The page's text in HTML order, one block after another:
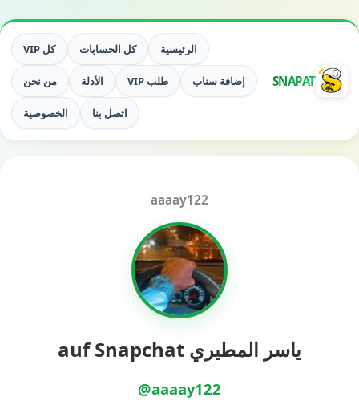
SNAPAT
الرئيسية كل الحسابات كل VIP
إضافة سناب طلب VIP الأدلة من نحن
اتصل بنا الخصوصية
aaaay122
ياسر المطيري auf Snapchat
@aaaay122